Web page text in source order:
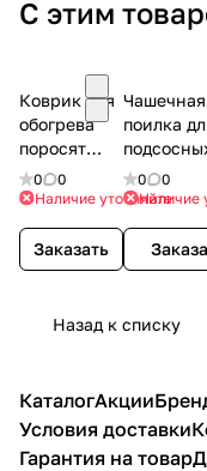
С этим
Коврик для
обогрева
поросят
1000х1000х16
0
0
Наличие уточняйте
Заказать
Чашечная
поилка
поросят
0
0
Наличие
Назад к списку
КаталогАкции
Условия доставки
Гарантия на товар